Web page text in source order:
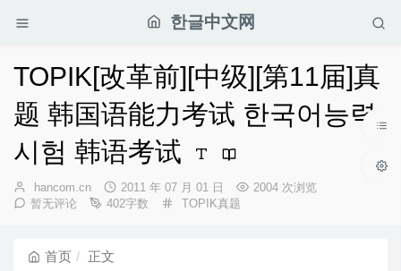
한글中文网
TOPIK[改革前][中级][第11届]真
题 韩国语能力考试 한국어능력
시험 韩语考试
博
主：
hancom.cn
发
布
2011 年 07 月 01 日
2004 次浏览
暂无评论
402字数
分
TOPIK真题
首页 正文